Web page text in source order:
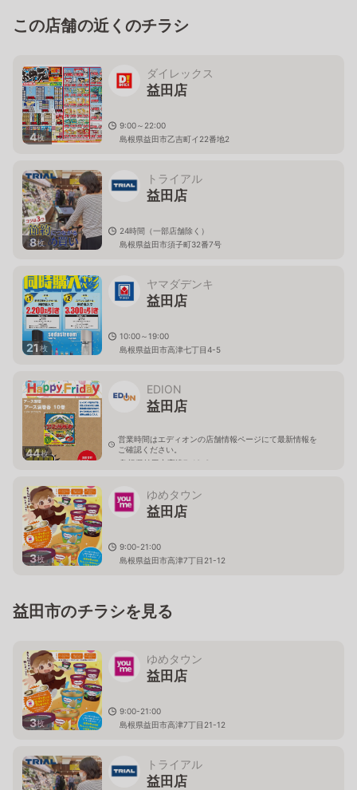
この店舗の近くのチラシ
4枚
ダイレックス
益田店
9:00～22:00
島根県益田市乙吉町イ22番地2
8枚
トライアル
益田店
24時間（一部店舗除く）
島根県益田市須子町32番7号
21枚
ヤマダデンキ
益田店
10:00～19:00
島根県益田市高津七丁目4-5
44枚
EDION
益田店
営業時間はエディオンの店舗情報ページにて最新情報を
ご確認ください。
島根県益田市高津7-10-3
3枚
ゆめタウン
益田店
9:00-21:00
島根県益田市高津7丁目21-12
益田市のチラシを見る
3枚
ゆめタウン
益田店
9:00-21:00
島根県益田市高津7丁目21-12
トライアル
益田店